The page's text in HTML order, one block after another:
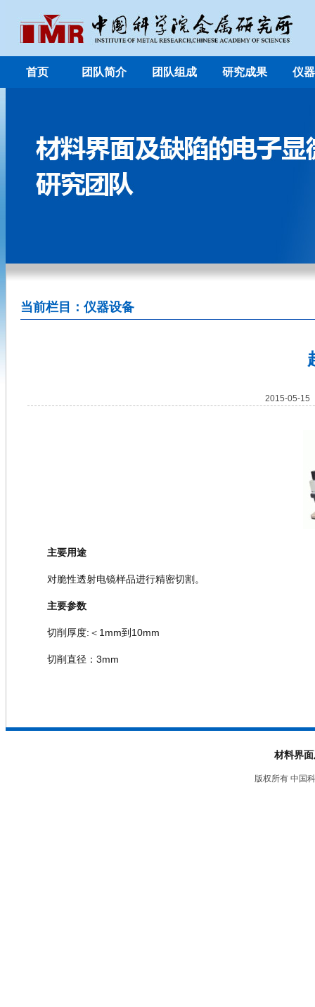
首页 团队简介 团队组成 研究成果 仪
当前栏目：仪器设备
2015-05-
主要用途
对脆性透射电镜样品进行精密切割。
主要参数
切削厚度: ＜ 1mm到 10mm
切削直径： 3mm
材料界
版权所有 中国